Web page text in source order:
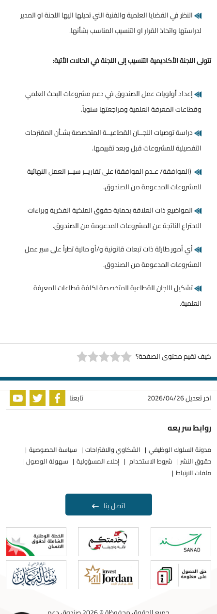
النظر في القضايا العلمية والفنية التي تحيلها اليها اللجنة او المدير
لدراستها واتخاذ القرار او التنسيب المناسب بشأنها.
تتولى اللجنة الأكاديمية التنسيب إلى اللجنة في الحالات الأتية:
إعداد أولويات عمل الصندوق في دعم مشروعات البحث العلمي
وقطاعات المعرفة العلمية ومراجعتها سنوياً.
دراسة توصيات اللجــان القطاعيــة المتخصصة بشـأن المقترحات
التفصيلية للمشروعات قبل وبعد تقييمها.
(الموافقة/ عـدم الموافقة) على تقاريــر سيــر العمل النهائية
للمشروعات المدعومة من الصندوق.
المواضيع ذات العلاقة بحماية حقوق الملكية الفكرية وبراءات
الاختراع الناتجة عن المشروعات المدعومة من الصندوق.
أي أمور طارئة ذات تبعات قانونية و/أو مالية تطرأ على سير عمل
المشروعات المدعومة من الصندوق.
تشكيل اللجان القطاعية المتخصصة لكافة قطاعات المعرفة
العلمية.
كيف تقيم محتوى الصفحة؟
اخر تعديل2026/04/26 تابعنا
روابط سريعه
مدونة السلوك الوظيفي الشكاوي والاقتراحات
سياسة الخصوصية
حقوق النشر
شروط الاستخدام إخلاء المسؤولية
سهولة الوصول
ملفات الارتباط
اتصل بنا